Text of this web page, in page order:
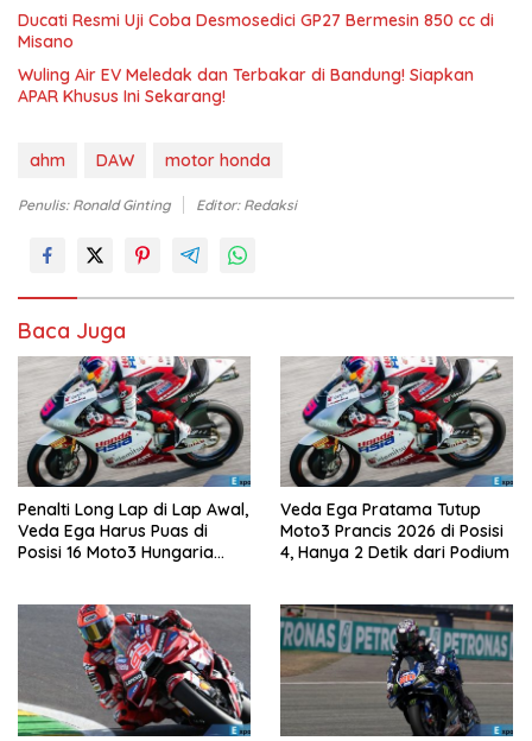
Ducati Resmi Uji Coba Desmosedici GP27 Bermesin 850 cc di
Misano
Wuling Air EV Meledak dan Terbakar di Bandung! Siapkan
APAR Khusus Ini Sekarang!
ahm DAW motor honda
Penulis: Ronald Ginting Editor: Redaksi
Baca Juga
Penalti Long Lap di Lap Awal,
Veda Ega Harus Puas di
Posisi 16 Moto3 Hungaria
Veda Ega Pratama Tutup
Moto3 Prancis 2026 di Posisi
4, Hanya 2 Detik dari Podium